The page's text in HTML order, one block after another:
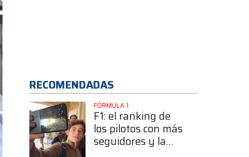
RECOMENDADAS
FÓRMULA 1
F1: el ranking de
los pilotos con más
seguidores y la